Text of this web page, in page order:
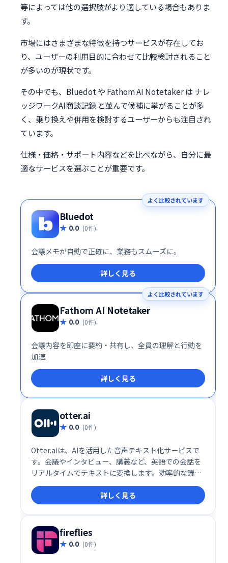
等によっては他の選択肢がより適している場合もありま
す。
市場にはさまざまな特徴を持つサービスが存在してお
り、ユーザーの利用目的に合わせて比較検討されること
が多いのが現状です。
その中でも、Bluedot や Fathom AI Notetaker は ナレ
ッジワークAI商談記録 と並んで候補に挙がることが多
く、乗り換えや併用を検討するユーザーからも注目され
ています。
仕様・価格・サポート内容などを比べながら、自分に最
適なサービスを選ぶことが重要です。
よく比較されています
Bluedot
0.0 (0件)
会議メモが自動で正確に、業務もスムーズに。
詳しく見る
よく比較されています
Fathom AI Notetaker
0.0 (0件)
会議内容を即座に要約・共有し、全員の理解と行動を
加速
詳しく見る
otter.ai
0.0 (0件)
Otter.aiは、AIを活用した音声テキスト化サービスで
す。会議やインタビュー、講義など、英語での会話を
リアルタイムでテキストに変換します。効率的な議事
録作成や内容の確認、情報共有などに役立ち、生産性
向上に貢献します。
詳しく見る
fireflies
0.0 (0件)